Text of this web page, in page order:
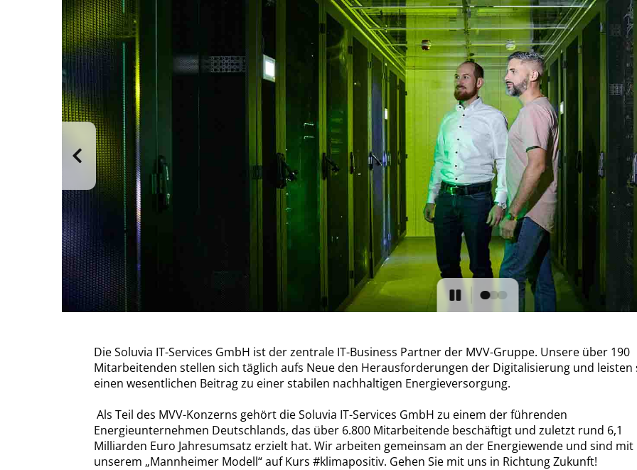
Die Soluvia IT-Services GmbH ist der zentrale IT-Business Partner der MVV-Gruppe. Unsere über 190
Mitarbeitenden stellen sich täglich aufs Neue den Herausforderungen der Digitalisierung und leisten
einen wesentlichen Beitrag zu einer stabilen nachhaltigen Energieversorgung.
Als Teil des MVV-Konzerns gehört die Soluvia IT-Services GmbH zu einem der führenden
Energieunternehmen Deutschlands, das über 6.800 Mitarbeitende beschäftigt und zuletzt rund 6,1
Milliarden Euro Jahresumsatz erzielt hat. Wir arbeiten gemeinsam an der Energiewende und sind mit
unserem „Mannheimer Modell“ auf Kurs #klimapositiv. Gehen Sie mit uns in Richtung Zukunft!